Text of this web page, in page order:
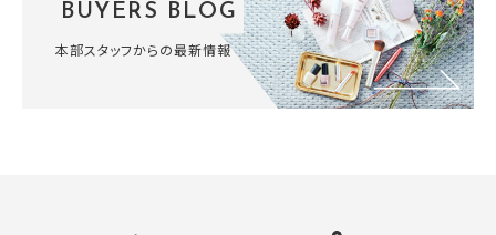
BUYERS BLOG
本部スタッフからの最新情報